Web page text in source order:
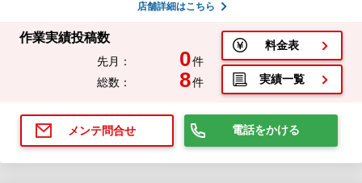
店舗詳細はこちら
作業実績投稿数
先月： 0件
総数：
8件
料金表
実績一覧
メンテ問合せ 電話をかける